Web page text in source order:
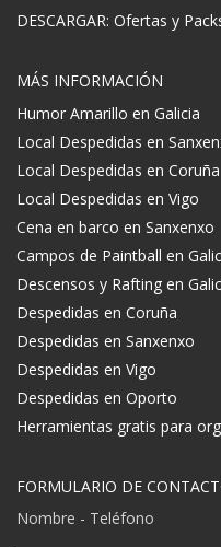
DESCARGAR: Ofertas y
MÁS INFORMACIÓN
Humor Amarillo en Galicia
Local Despedidas en
Local Despedidas en Coruña
Local Despedidas en Vigo
Cena en barco en Sanxenxo
Campos de Paintball en
Descensos y Rafting en
Despedidas en Coruña
Despedidas en Sanxenxo
Despedidas en Vigo
Despedidas en Oporto
Herramientas gratis para
FORMULARIO DE
Nombre - Teléfono